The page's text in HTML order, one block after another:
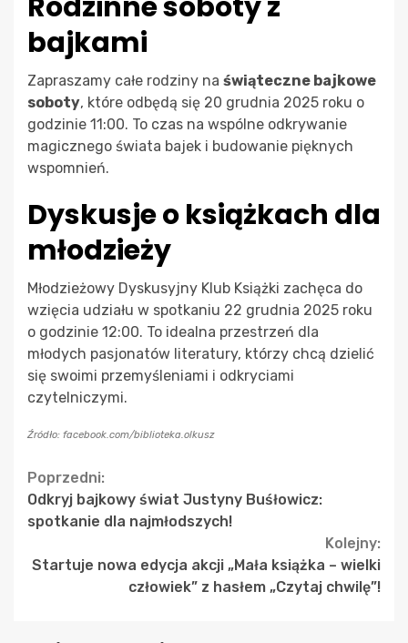
bajkami
Zapraszamy całe rodziny na świąteczne bajkowe
soboty, które odbędą się 20 grudnia 2025 roku o
godzinie 11:00. To czas na wspólne odkrywanie
magicznego świata bajek i budowanie pięknych
wspomnień.
Dyskusje o książkach dla
młodzieży
Młodzieżowy Dyskusyjny Klub Książki zachęca do
wzięcia udziału w spotkaniu 22 grudnia 2025 roku
o godzinie 12:00. To idealna przestrzeń dla
młodych pasjonatów literatury, którzy chcą dzielić
się swoimi przemyśleniami i odkryciami
czytelniczymi.
Źródło: facebook.com/biblioteka.olkusz
Continue
Reading
Poprzedni:
Odkryj bajkowy świat Justyny Buśłowicz:
spotkanie dla najmłodszych!
Kolejny:
Startuje nowa edycja akcji „Mała książka – wielki
człowiek” z hasłem „Czytaj chwilę”!